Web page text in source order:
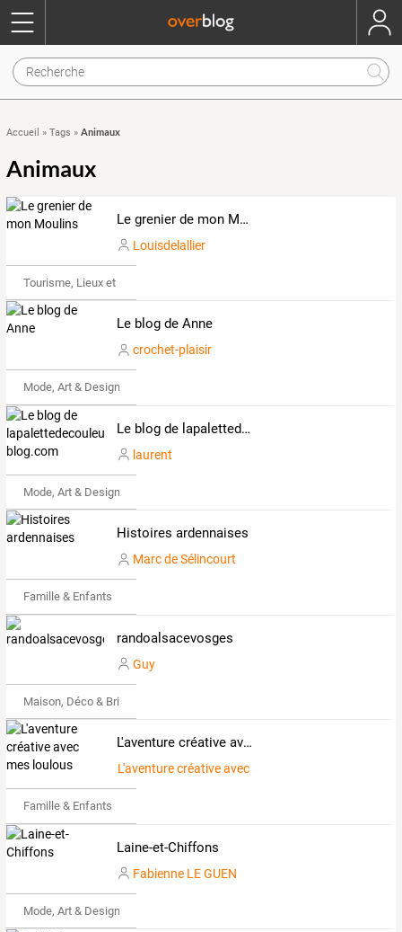
Accueil » Tags » Animaux
Animaux
Le grenier de mon Moulins
Louisdelallier
Tourisme, Lieux et Événements
Le blog de Anne
crochet-plaisir
Mode, Art & Design
Le blog de lapalettedecouleurs.over-blog.com
laurent
Mode, Art & Design
Histoires ardennaises
Marc de Sélincourt
Famille & Enfants
randoalsacevosges
Guy
Maison, Déco & Bricolage
L'aventure créative avec mes loulous
L'aventure créative avec mes loulous
Famille & Enfants
Laine-et-Chiffons
Fabienne LE GUEN
Mode, Art & Design